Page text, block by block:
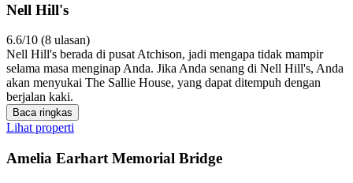
Nell Hill's
6.6/10 (8 ulasan)
Nell Hill's berada di pusat Atchison, jadi mengapa tidak mampir
selama masa menginap Anda. Jika Anda senang di Nell Hill's, Anda
akan menyukai The Sallie House, yang dapat ditempuh dengan
berjalan kaki.
Baca ringkas
Lihat properti
Amelia Earhart Memorial Bridge